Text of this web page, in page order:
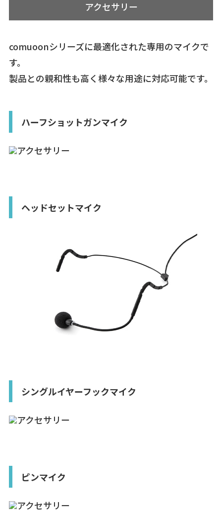
アクセサリー
comuoonシリーズに最適化された専用のマイクで
す。
製品との親和性も高く様々な用途に対応可能です。
ハーフショットガンマイク
ヘッドセットマイク
シングルイヤーフックマイク
ピンマイク